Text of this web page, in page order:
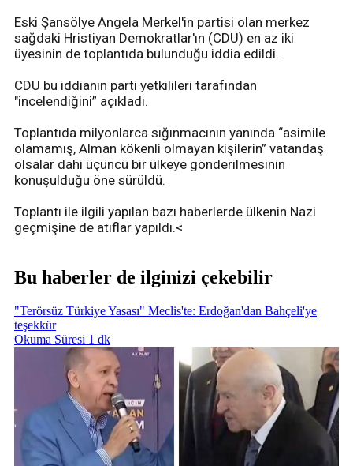
Eski Şansölye Angela Merkel'in partisi olan merkez
sağdaki Hristiyan Demokratlar'ın (CDU) en az iki
üyesinin de toplantıda bulunduğu iddia edildi.
CDU bu iddianın parti yetkilileri tarafından
"incelendiğini” açıkladı.
Toplantıda milyonlarca sığınmacının yanında “asimile
olamamış, Alman kökenli olmayan kişilerin” vatandaş
olsalar dahi üçüncü bir ülkeye gönderilmesinin
konuşulduğu öne sürüldü.
Toplantı ile ilgili yapılan bazı haberlerde ülkenin Nazi
geçmişine de atıflar yapıldı.<
Bu haberler de ilginizi çekebilir
"Terörsüz Türkiye Yasası" Meclis'te: Erdoğan'dan Bahçeli'ye
teşekkür
Okuma Süresi 1 dk